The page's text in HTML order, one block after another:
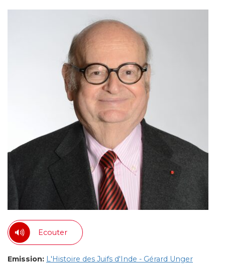
Ecouter
Emission: L'Histoire des Juifs d'Inde - Gérard Unger